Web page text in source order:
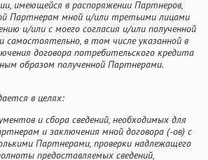
имеющейся в распоряжении Партнеров,
Партнерам мной и/или третьими лицами
и/или с моего согласия и/или полученной
самостоятельно, в том числе указанной в
договора потребительского кредита
образом полученной Партнерами.
в целях:
и сбора сведений, необходимых для
и заключения мной договора (-ов) с
Партнерами, проверки надлежащего
предоставляемых сведений,